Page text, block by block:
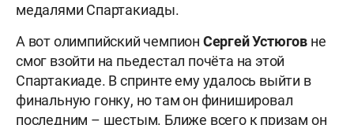
медалями Спартакиады.
А вот олимпийский чемпион Сергей Устюгов не
смог взойти на пьедестал почёта на этой
Спартакиаде. В спринте ему удалось выйти в
финальную гонку, но там он финишировал
последним – шестым. Ближе всего к призам он